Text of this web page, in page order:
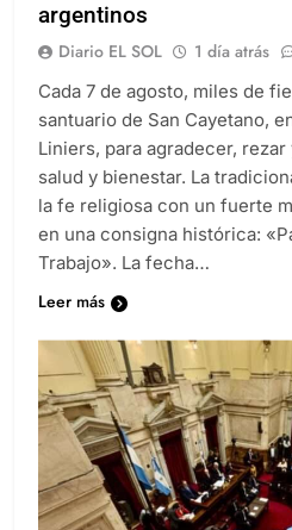
argentinos
Diario EL SOL 1 día atrás
Cada 7 de agosto, miles de
santuario de San Cayetano,
Liniers, para agradecer,
salud y bienestar. La
la fe religiosa con un fuerte
en una consigna histórica:
Trabajo». La fecha…
Leer más